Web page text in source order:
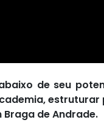
de seu
Braga de Andrade.